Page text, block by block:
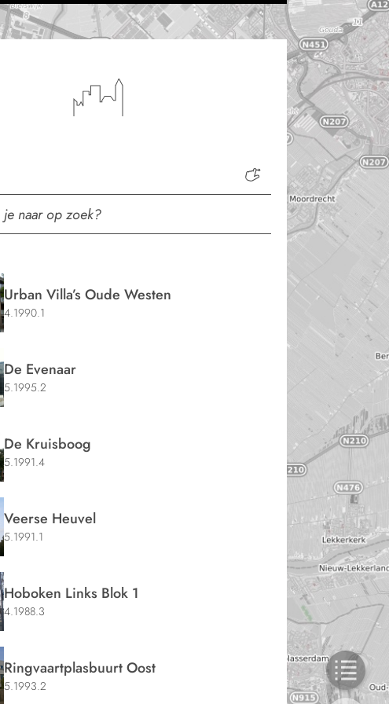
Urban Villa’s Oude Westen
4.1990.1
De Evenaar
5.1995.2
De Kruisboog
5.1991.4
Veerse Heuvel
5.1991.1
Hoboken Links Blok 1
4.1988.3
Ringvaartplasbuurt Oost
5.1993.2